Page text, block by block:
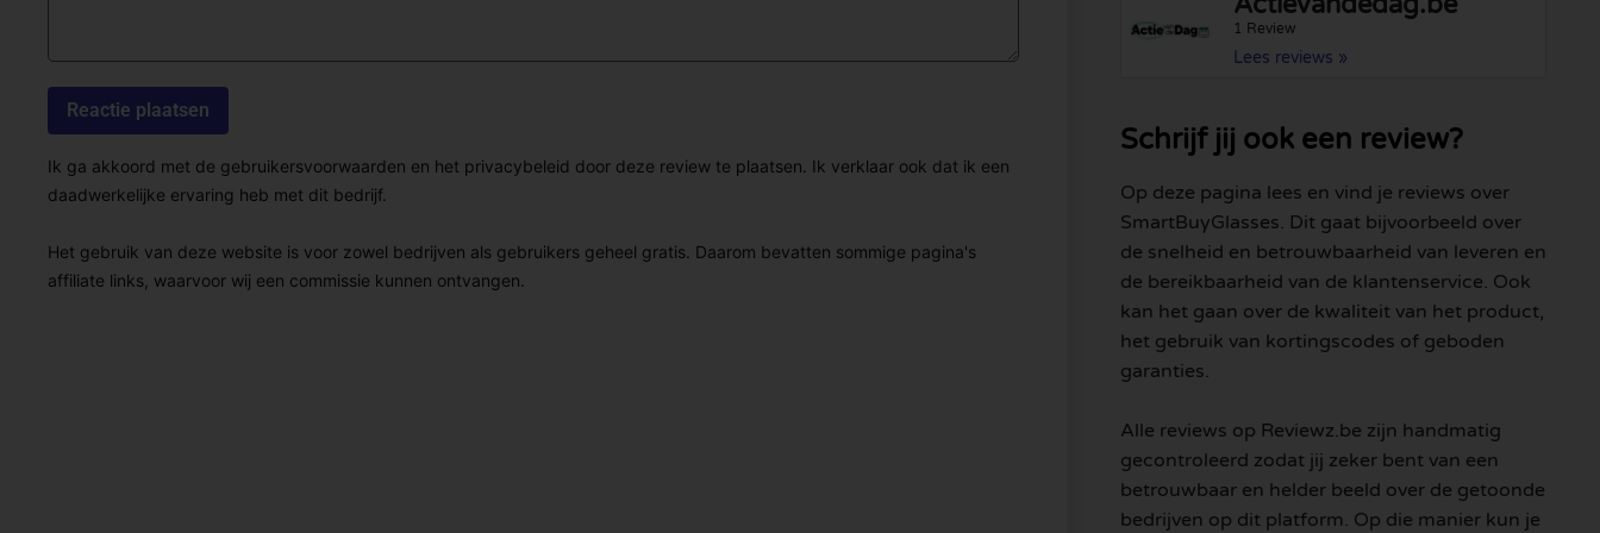
Ik ga akkoord met de gebruikersvoorwaarden en het privacybeleid door deze review te plaatsen. Ik verklaar ook dat ik een
daadwerkelijke ervaring heb met dit bedrijf.
Het gebruik van deze website is voor zowel bedrijven als gebruikers geheel gratis. Daarom bevatten sommige pagina's
affiliate links, waarvoor wij een commissie kunnen ontvangen.
1 Review
Lees reviews »
Schrijf jij ook een review?
Op deze pagina lees en vind je reviews over
SmartBuyGlasses. Dit gaat bijvoorbeeld over
de snelheid en betrouwbaarheid van leveren en
de bereikbaarheid van de klantenservice. Ook
kan het gaan over de kwaliteit van het product,
het gebruik van kortingscodes of geboden
garanties.
Alle reviews op Reviewz.be zijn handmatig
gecontroleerd zodat jij zeker bent van een
betrouwbaar en helder beeld over de getoonde
bedrijven op dit platform. Op die manier kun je